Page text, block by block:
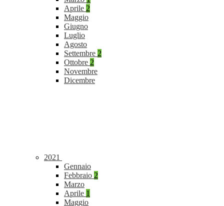
Aprile 2
Maggio
Giugno
Luglio
Agosto
Settembre 2
Ottobre 2
Novembre
Dicembre
2021
Gennaio
Febbraio 2
Marzo
Aprile 1
Maggio